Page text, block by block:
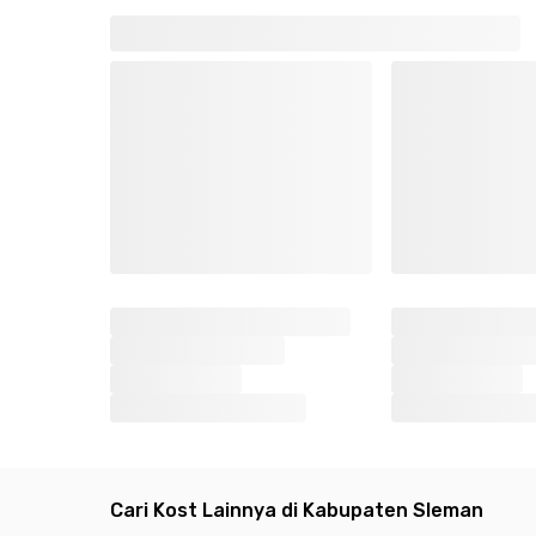
Cari Kost Lainnya di Kabupaten Sleman